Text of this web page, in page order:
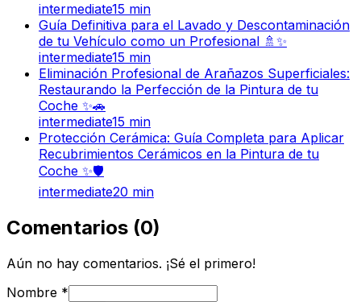
intermediate15 min
Guía Definitiva para el Lavado y Descontaminación
de tu Vehículo como un Profesional 🚿✨
intermediate15 min
Eliminación Profesional de Arañazos Superficiales:
Restaurando la Perfección de la Pintura de tu
Coche ✨🚗
intermediate15 min
Protección Cerámica: Guía Completa para Aplicar
Recubrimientos Cerámicos en la Pintura de tu
Coche ✨🛡️
intermediate20 min
Comentarios (0)
Aún no hay comentarios. ¡Sé el primero!
Nombre *